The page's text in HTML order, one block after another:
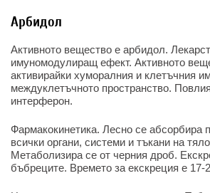
Арбидол
Активното вещество е арбидол.
имуномодулиращ ефект. Активното
активирайки хуморалния и клетъчния
междуклетъчното пространство.
интерферон.
Фармакокинетика. Лесно се абсорбира
всички органи, системи и тъкани на
Метаболизира се от черния дроб.
бъбреците. Времето за екскреция е 17-